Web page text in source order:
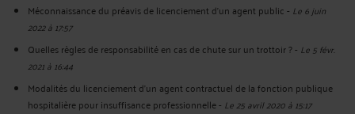
Méconnaissance du préavis de licenciement d'un agent public- Le 6 juin
2022 à 17:57
Quelles règles de responsabilité en cas de chute sur un trottoir ?- Le 5 févr.
2021 à 16:44
Modalités du licenciement d’un agent contractuel de la fonction publique
hospitalière pour insuffisance professionnelle- Le 25 avril 2020 à 15:17